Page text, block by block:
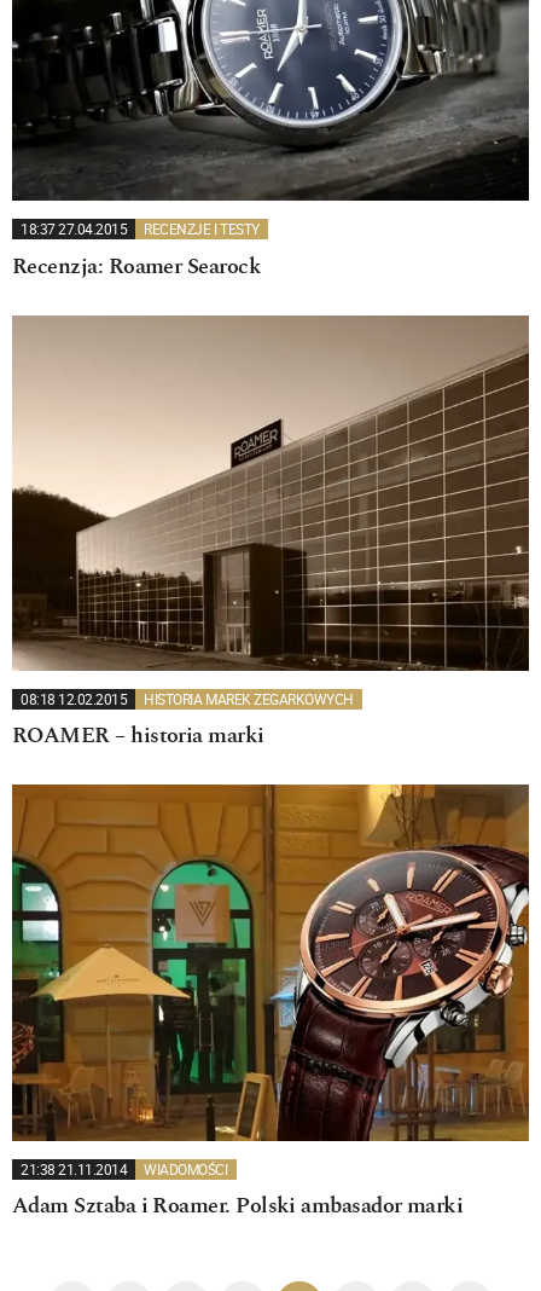
18:37 27.04.2015 RECENZJE I TESTY
Recenzja: Roamer Searock
08:18 12.02.2015 HISTORIA MAREK ZEGARKOWYCH
ROAMER – historia marki
21:38 21.11.2014 WIADOMOŚCI
Adam Sztaba i Roamer. Polski ambasador marki